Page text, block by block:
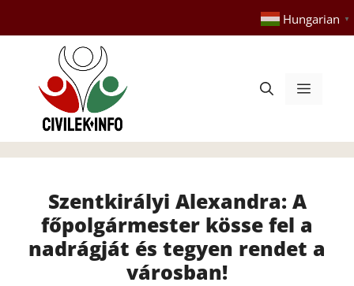
tartalomba
Hungarian ▼
Menü
Szentkirályi Alexandra: A
főpolgármester kösse fel a
nadrágját és tegyen rendet a
városban!